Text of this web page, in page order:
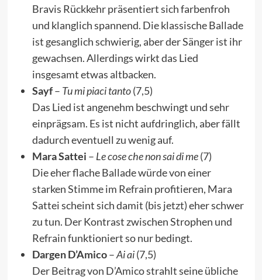
Bravis Rückkehr präsentiert sich farbenfroh
und klanglich spannend. Die klassische Ballade
ist gesanglich schwierig, aber der Sänger ist ihr
gewachsen. Allerdings wirkt das Lied
insgesamt etwas altbacken.
Sayf– Tu mi piaci tanto(7,5)
Das Lied ist angenehm beschwingt und sehr
einprägsam. Es ist nicht aufdringlich, aber fällt
dadurch eventuell zu wenig auf.
Mara Sattei – Le cose che non sai di me(7)
Die eher flache Ballade würde von einer
starken Stimme im Refrain profitieren, Mara
Sattei scheint sich damit (bis jetzt) eher schwer
zu tun. Der Kontrast zwischen Strophen und
Refrain funktioniert so nur bedingt.
Dargen D’Amico–Ai ai(7,5)
Der Beitrag von D’Amico strahlt seine übliche